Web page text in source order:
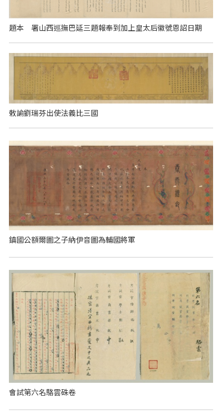
題本 署山西巡撫巴延三題報奉到加上皇太后徽號恩詔日期
敕諭劉瑞芬出使法義比三國
鎮國公額爾圖之子納伊音圖為輔國將軍
會試第六名駱雲硃卷